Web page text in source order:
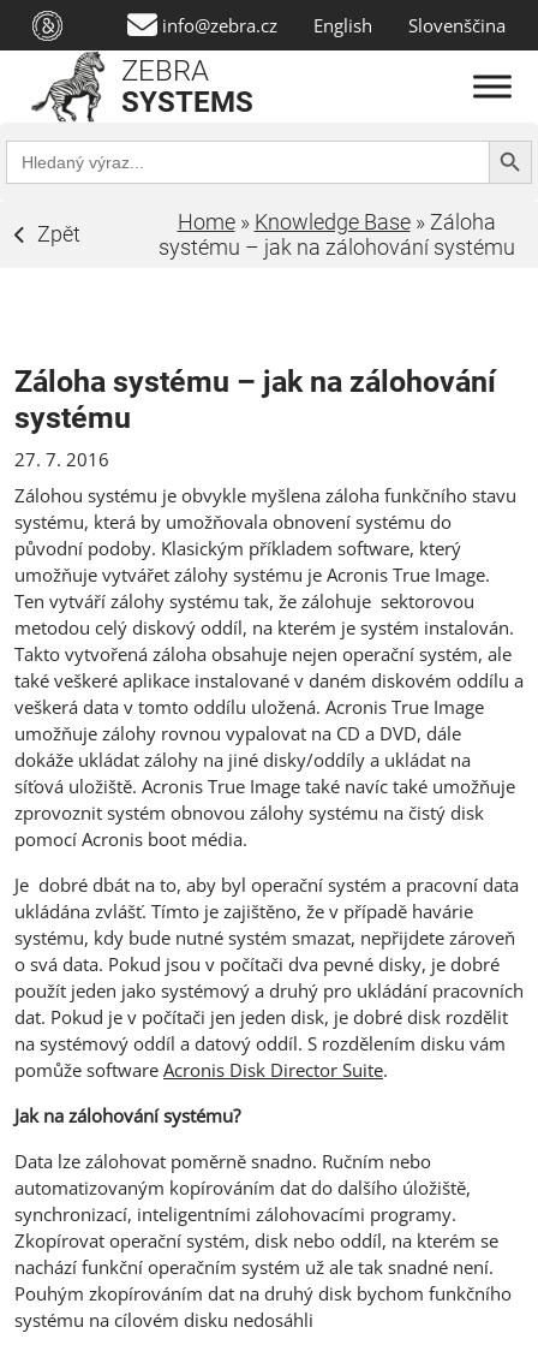
info@zebra.cz English Slovenščina
ZEBRA
SYSTEMS
Search
for:
Search
Zpět Home» Knowledge Base»Záloha
systému – jak na zálohování systému
Záloha systému – jak na zálohování
systému
27. 7. 2016
Zálohou systému je obvykle myšlena záloha funkčního stavu
systému, která by umožňovala obnovení systému do
původní podoby. Klasickým příkladem software, který
umožňuje vytvářet zálohy systému je Acronis True Image.
Ten vytváří zálohy systému tak, že zálohuje sektorovou
metodou celý diskový oddíl, na kterém je systém instalován.
Takto vytvořená záloha obsahuje nejen operační systém, ale
také veškeré aplikace instalované v daném diskovém oddílu a
veškerá data v tomto oddílu uložená. Acronis True Image
umožňuje zálohy rovnou vypalovat na CD a DVD, dále
dokáže ukládat zálohy na jiné disky/oddíly a ukládat na
síťová uložiště. Acronis True Image také navíc také umožňuje
zprovoznit systém obnovou zálohy systému na čistý disk
pomocí Acronis boot média.
Je dobré dbát na to, aby byl operační systém a pracovní data
ukládána zvlášť. Tímto je zajištěno, že v případě havárie
systému, kdy bude nutné systém smazat, nepřijdete zároveň
o svá data. Pokud jsou v počítači dva pevné disky, je dobré
použít jeden jako systémový a druhý pro ukládání pracovních
dat. Pokud je v počítači jen jeden disk, je dobré disk rozdělit
na systémový oddíl a datový oddíl. S rozdělením disku vám
pomůže software Acronis Disk Director Suite.
Jak na zálohování systému?
Data lze zálohovat poměrně snadno. Ručním nebo
automatizovaným kopírováním dat do dalšího úložiště,
synchronizací, inteligentními zálohovacími programy.
Zkopírovat operační systém, disk nebo oddíl, na kterém se
nachází funkční operačním systém už ale tak snadné není.
Pouhým zkopírováním dat na druhý disk bychom funkčního
systému na cílovém disku nedosáhli